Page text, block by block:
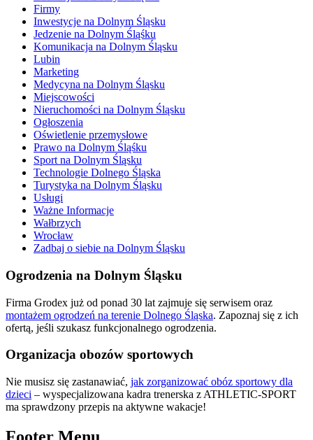
Firmy
Inwestycje na Dolnym Śląsku
Jedzenie na Dolnym Śląśku
Komunikacja na Dolnym Śląsku
Lubin
Marketing
Medycyna na Dolnym Śląsku
Miejscowości
Nieruchomości na Dolnym Śląsku
Ogłoszenia
Oświetlenie przemysłowe
Prawo na Dolnym Śląśku
Sport na Dolnym Śląsku
Technologie Dolnego Śląska
Turystyka na Dolnym Śląsku
Usługi
Ważne Informacje
Wałbrzych
Wrocław
Zadbaj o siebie na Dolnym Śląsku
Ogrodzenia na Dolnym Śląsku
Firma Grodex już od ponad 30 lat zajmuje się serwisem oraz
montażem ogrodzeń na terenie Dolnego Śląska. Zapoznaj się z ich
ofertą, jeśli szukasz funkcjonalnego ogrodzenia.
Organizacja obozów sportowych
Nie musisz się zastanawiać, jak zorganizować obóz sportowy dla
dzieci – wyspecjalizowana kadra trenerska z ATHLETIC-SPORT
ma sprawdzony przepis na aktywne wakacje!